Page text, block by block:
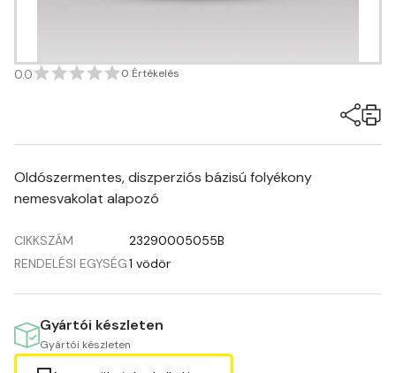
0.0 0 Értékelés
Oldószermentes, diszperziós bázisú folyékony
nemesvakolat alapozó
CIKKSZÁM
23290005055B
RENDELÉSI EGYSÉG1 vödör
Gyártói készleten
Gyártói készleten